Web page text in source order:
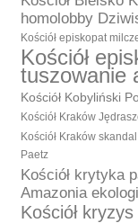
homolobby
Kościół episkopat
Kościół
tuszowanie
Kościół Kobyliński
Kościół Kraków
Kościół Kraków
Paetz
Kościół krytyka
Amazonia
Kościół